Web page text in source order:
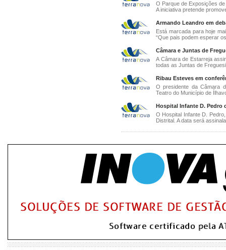
O Parque de Exposições de
A iniciativa pretende
Armando Leandro em
Está marcada para hoje
“Que pais podem esperar
Câmara e Juntas de
A Câmara de Estarreja
todas as Juntas de
Ribau Esteves em
O presidente da Câmara
Teatro do Município de
Hospital Infante D. Pedro
O Hospital Infante D.
Distrital. A data será